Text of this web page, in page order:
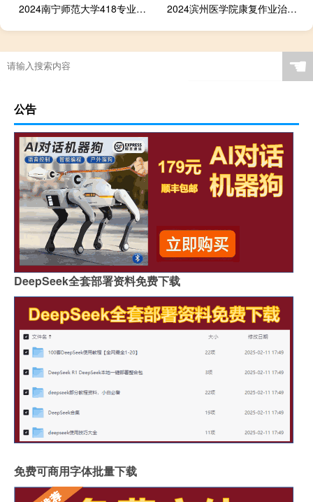
2024南宁师范大学418专业各省录取分数线
2024滨州医学院康复作业治疗专业录取分数线 最低497分
☚
公告
DeepSeek全套部署资料免费下载
免费可商用字体批量下载